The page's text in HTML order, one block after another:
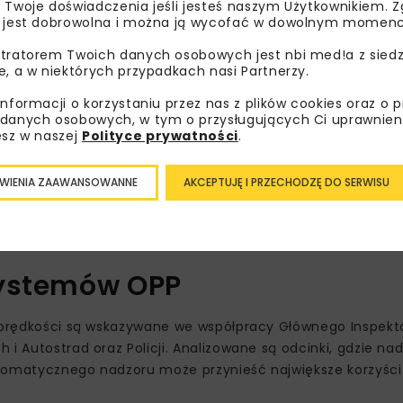
jest natężenie ruchu – im większe obciążenie drogi,
objętych odcinkowym pomiarem prędkości kierowcy
strefy nadzoru skłania kierowców do
na analizowanych odcinkach.
OPP
są wskazywane we współpracy Głównego
i Autostrad oraz Policji. Analizowane są odcinki, gdzie
nadzoru może przynieść największe
doświadczenia jeśli jesteś naszym Użytkownikiem.
dobrowolna i można ją wycofać w dowolnym
Twoich danych osobowych jest nbi med!a z
a w niektórych przypadkach nasi Partnerzy.
o korzystaniu przez nas z plików cookies oraz o
osobowych, w tym o przysługujących Ci
w naszej Polityce prywatności.
AKCEPTUJĘ I PRZECHODZĘ DO SERWISU
ZAAWANSOWANNE